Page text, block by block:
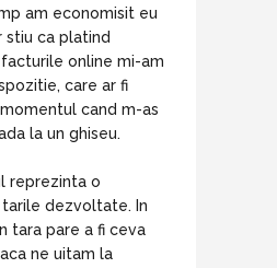
am economisit eu
stiu ca platind
online mi-am
care ar fi
cand m-as
la un ghiseu.
reprezinta o
dezvoltate. In
tara pare a fi ceva
ne uitam la